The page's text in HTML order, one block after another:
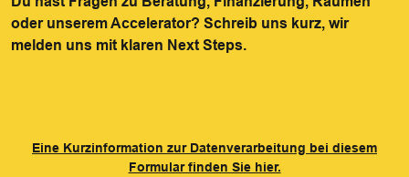
oder unserem Accelerator? Schreib uns kurz, wir
melden uns mit klaren Next Steps.
Eine Kurzinformation zur Datenverarbeitung bei diesem
Formular finden Sie hier.